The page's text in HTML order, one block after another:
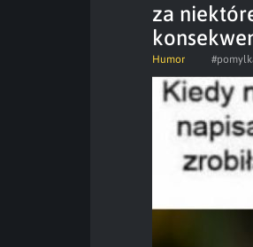
za
Humor